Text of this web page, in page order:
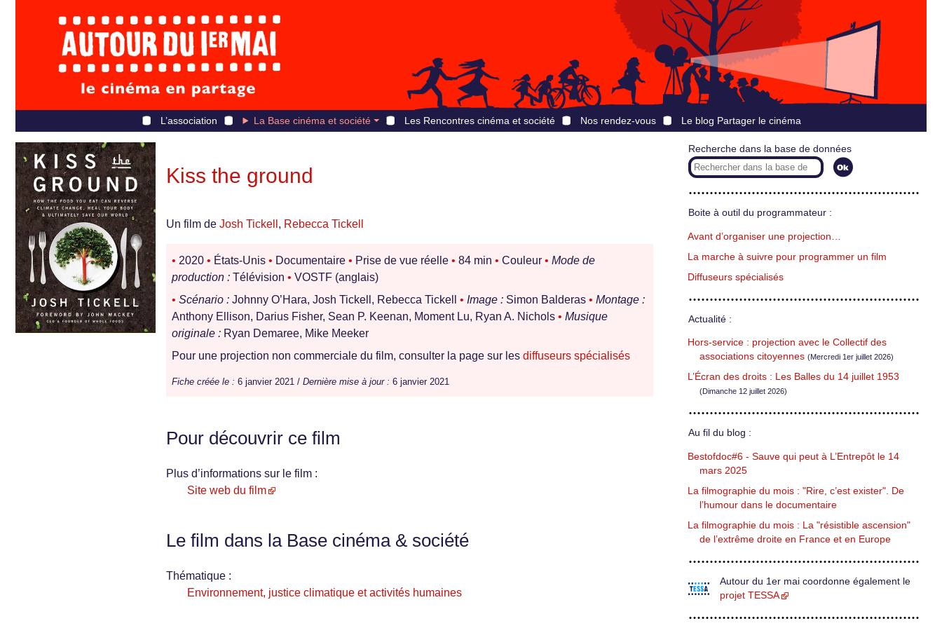
L’association La Base cinéma et société Les Rencontres cinéma et société Nos rendez-vous Le blog Partager le cinéma
Kiss the ground
Un film de Josh Tickell , Rebecca Tickell
• 2020 • États-Unis • Documentaire • Prise de vue réelle • 84 min • Couleur • Mode de
production : Télévision • VOSTF (anglais)
• Scénario : Johnny O’Hara, Josh Tickell, Rebecca Tickell • Image : Simon Balderas • Montage :
Anthony Ellison, Darius Fisher, Sean P. Keenan, Moment Lu, Ryan A. Nichols • Musique
originale : Ryan Demaree, Mike Meeker
Pour une projection non commerciale du film, consulter la page sur les diffuseurs spécialisés
Fiche créée le : 6 janvier 2021 / Dernière mise à jour : 6 janvier 2021
Pour découvrir ce film
Plus d’informations sur le film :
Site web du film
Le film dans la Base cinéma & société
Thématique :
Environnement, justice climatique et activités humaines
Recherche dans la base de données
Boite à outil du programmateur :
Avant d’organiser une projection…
La marche à suivre pour programmer un film
Diffuseurs spécialisés
Actualité :
Hors-service : projection avec le Collectif des
associations citoyennes (Mercredi 1er juillet 2026)
L’Écran des droits : Les Balles du 14 juillet 1953
(Dimanche 12 juillet 2026)
Au fil du blog :
Bestofdoc#6 - Sauve qui peut à L’Entrepôt le 14
mars 2025
La filmographie du mois : "Rire, c’est exister". De
l’humour dans le documentaire
La filmographie du mois : La "résistible ascension"
de l’extrême droite en France et en Europe
Autour du 1er mai coordonne également le
projet TESSA